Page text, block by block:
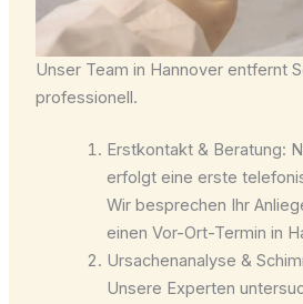
Unser Team in Hannover entfernt
professionell.
Erstkontakt & Beratung:
erfolgt eine erste
Wir besprechen Ihr
einen Vor-Ort-Termin in
Ursachenanalyse &
Unsere Experten